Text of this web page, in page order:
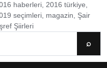
haberleri, 2016 türkiye,
seçimleri, magazin, Şair
Şiirleri
⌕